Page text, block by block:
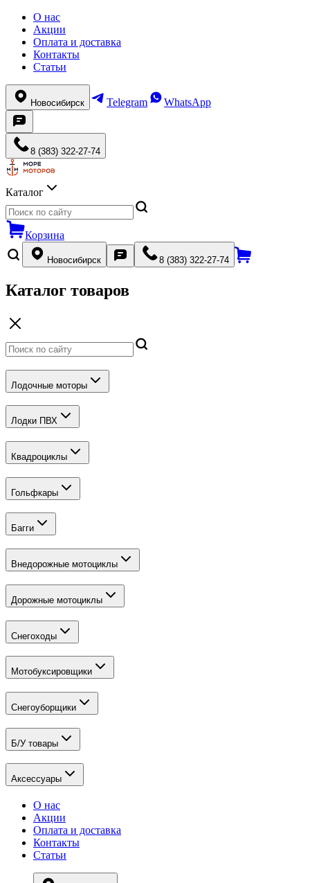
О нас
Акции
Оплата и доставка
Контакты
Статьи
Новосибирск Telegram WhatsApp
8 (383) 322-27-74
Каталог
Корзина
Новосибирск 8 (383) 322-27-74
Каталог товаров
Лодочные моторы
Лодки ПВХ
Квадроциклы
Гольфкары
Багги
Внедорожные мотоциклы
Дорожные мотоциклы
Снегоходы
Мотобуксировщики
Снегоуборщики
Б/У товары
Аксессуары
О нас
Акции
Оплата и доставка
Контакты
Статьи